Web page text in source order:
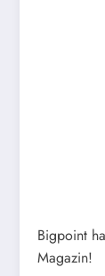
Bigpoint
Magazin!